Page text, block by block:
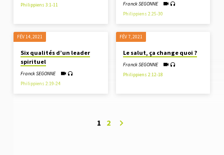
Philippiens 3:1-11 Franck SEGONNE
Philippiens 2.25-30
FÉV 14, 2021
Six qualités d’un leader
spirituel
Franck SEGONNE
Philippiens 2:19-24
FÉV 7, 2021
Le salut, ça change quoi ?
Franck SEGONNE
Philippiens 2:12-18
1 2